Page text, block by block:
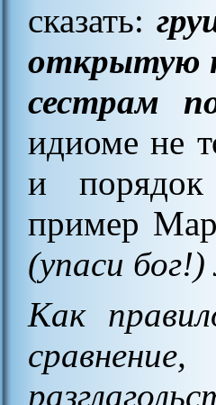
сказать:
открытую
сестрам
идиоме не
и
пример
(упаси бог!)
Как